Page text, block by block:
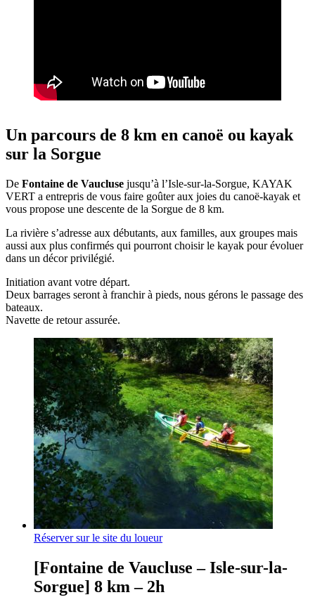
Un parcours de 8 km en canoë ou kayak
sur la Sorgue
De Fontaine de Vaucluse jusqu’à l’Isle-sur-la-Sorgue, KAYAK
VERT a entrepris de vous faire goûter aux joies du canoë-kayak et
vous propose une descente de la Sorgue de 8 km.
La rivière s’adresse aux débutants, aux familles, aux groupes mais
aussi aux plus confirmés qui pourront choisir le kayak pour évoluer
dans un décor privilégié.
Initiation avant votre départ.
Deux barrages seront à franchir à pieds, nous gérons le passage des
bateaux.
Navette de retour assurée.
Réserver sur le site du loueur
[Fontaine de Vaucluse – Isle-sur-la-
Sorgue] 8 km – 2h